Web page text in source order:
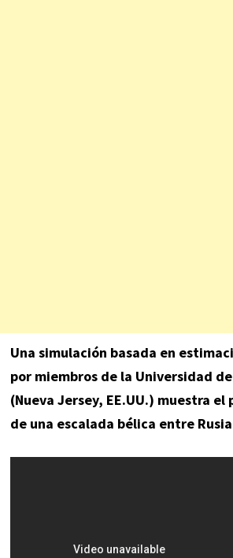
Una simulación basada en
por miembros de la Universidad
(Nueva Jersey, EE.UU.) muestra
de una escalada bélica entre Rusia